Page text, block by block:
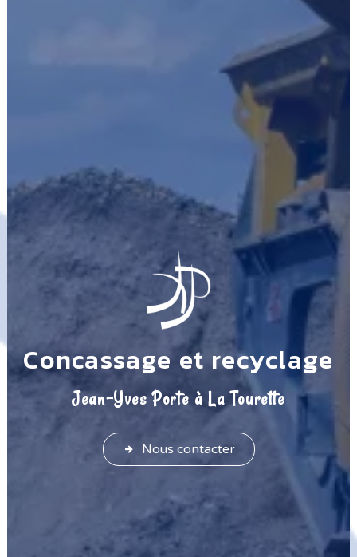
Concassage et recyclage
Jean-Yves Porte à La Tourette
Nous contacter